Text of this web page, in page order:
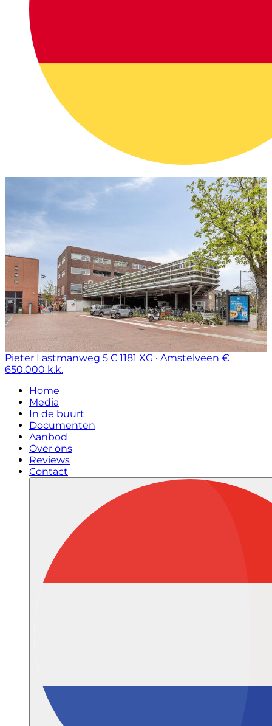
Pieter Lastmanweg 5 C 1181 XG · Amstelveen €
650.000 k.k.
Home
Media
In de buurt
Documenten
Aanbod
Over ons
Reviews
Contact